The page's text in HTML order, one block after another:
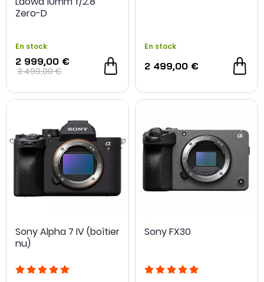
NOUVEAU - 500 € OCCASION
Zero-D
En stock
2 999,00 €
3 499,00 €
En stock
2 499,00 €
Sony Alpha 7 IV (boîtier
nu)
Sony FX30